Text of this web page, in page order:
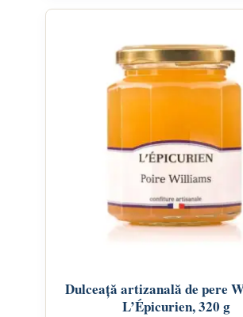
Dulceață artizanală de pere
L’Épicurien, 320 g